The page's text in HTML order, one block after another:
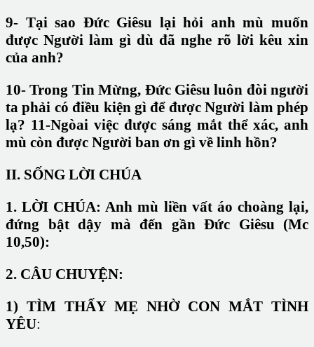
9- Tại sao Đức Giêsu lại hỏi anh mù muốn
được Người làm gì dù đã nghe rõ lời kêu xin
của anh?
10- Trong Tin Mừng, Đức Giêsu luôn đòi người
ta phải có điều kiện gì để được Người làm phép
lạ? 11-Ngòai việc được sáng mắt thể xác, anh
mù còn được Người ban ơn gì về linh hồn?
II. SỐNG LỜI CHÚA
1. LỜI CHÚA: Anh mù liền vất áo choàng lại,
đứng bật dậy mà đến gần Đức Giêsu (Mc
10,50):
2. CÂU CHUYỆN:
1) TÌM THẤY MẸ NHỜ CON MẮT TÌNH
YÊU: